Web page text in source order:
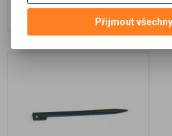
Přidat do košíku
Přijmout